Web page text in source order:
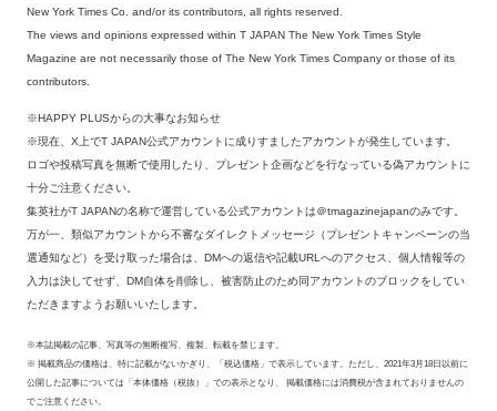
New York Times Co. and/or its contributors, all rights reserved.
The views and opinions expressed within T JAPAN The New York Times Style
Magazine are not necessarily those of The New York Times Company or those of its
contributors.
※HAPPY PLUSからの大事なお知らせ
※現在、X上でT JAPAN公式アカウントに成りすましたアカウントが発生しています。
ロゴや投稿写真を無断で使用したり、プレゼント企画などを行なっている偽アカウントに
十分ご注意ください。
集英社がT JAPANの名称で運営している公式アカウントは＠tmagazinejapanのみです。
万が一、類似アカウントから不審なダイレクトメッセージ（プレゼントキャンペーンの当
選通知など）を受け取った場合は、DMへの返信や記載URLへのアクセス、個人情報等の
入力は決してせず、DM自体を削除し、被害防止のため同アカウントのブロックをしてい
ただきますようお願いいたします。
※本誌掲載の記事、写真等の無断複写、複製、転載を禁じます。
※ 掲載商品の価格は、特に記載がないかぎり、「税込価格」で表示しています。ただし、2021年3月18日以前に
公開した記事については「本体価格（税抜）」での表示となり、 掲載価格には消費税が含まれておりませんの
でご注意ください。